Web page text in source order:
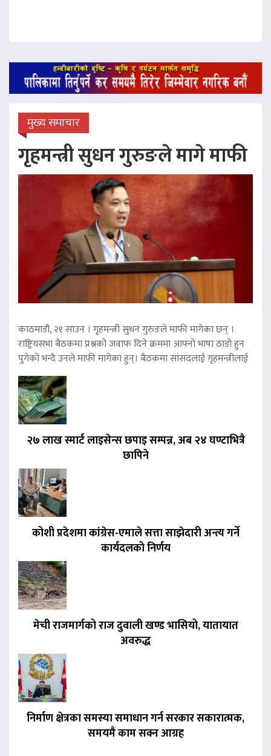
मुख्य समाचार
गृहमन्त्री सुधन गुरुङले मागे माफी
काठमाडौं, २१ साउन । गृहमन्त्री सुधन गुरुङले माफी मागेका छन् ।
राष्ट्रियसभा बैठकमा प्रश्नको जवाफ दिने क्रममा आफ्नो भाषा ठाडो हुन
पुगेको भन्दै उनले माफी मागेका हुन्। बैठकमा सांसदलाई गृहमन्त्रीलाई
२७ लाख स्मार्ट लाइसेन्स छपाइ सम्पन्न, अब २४ घण्टाभित्रै
छापिने
कोशी प्रदेशमा कांग्रेस-एमाले सत्ता साझेदारी अन्त्य गर्ने
कार्यदलको निर्णय
मेची राजमार्गको राज दुवाली खण्ड भासियो, यातायात
अवरुद्ध
निर्माण क्षेत्रका समस्या समाधान गर्न सरकार सकारात्मक,
समयमै काम सक्न आग्रह